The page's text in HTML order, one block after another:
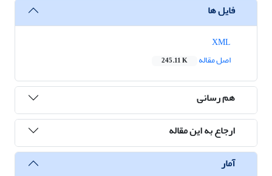
فایل ها
اصل مقاله
245.11 K
هم رسانی
ارجاع به این مقاله
آمار